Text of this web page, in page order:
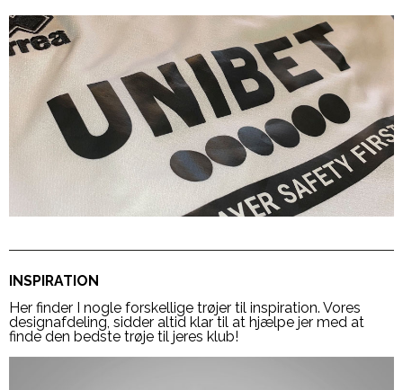
INSPIRATION
Her finder I nogle forskellige trøjer til inspiration. Vores
designafdeling, sidder altid klar til at hjælpe jer med at
finde den bedste trøje til jeres klub!